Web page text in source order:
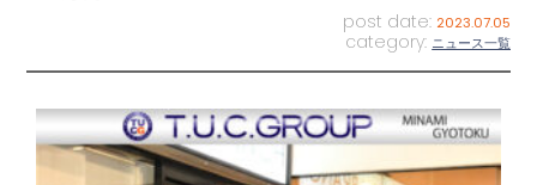
post date: 2023.07.05
category: ニュース一覧